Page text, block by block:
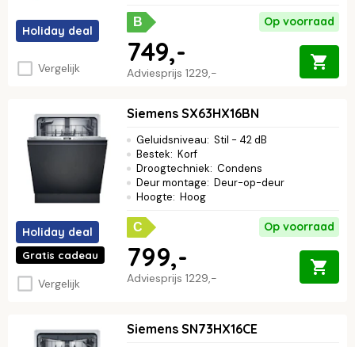
Holiday deal
Vergelijk
B Op voorraad
Adviesprijs 1229,-
749,-
Holiday deal
Gratis cadeau
Vergelijk
Siemens SX63HX16BN
Geluidsniveau: Stil - 42 dB
Bestek: Korf
Droogtechniek: Condens
Deur montage: Deur-op-deur
Hoogte: Hoog
C Op voorraad
Adviesprijs 1229,-
799,-
Siemens SN73HX16CE